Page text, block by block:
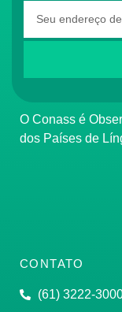
O Conass é
dos Países de
CONTATO
(61) 3222-